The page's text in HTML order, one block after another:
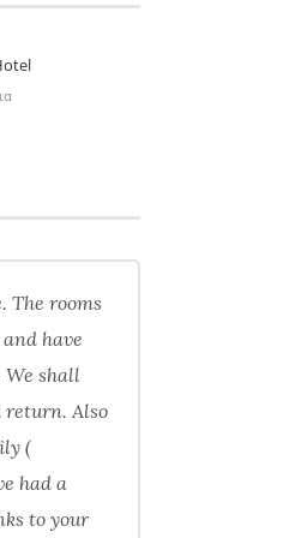
The rooms
have
We shall
Also
(
had a
to your